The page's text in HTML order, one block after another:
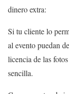
dinero extra:
Si tu cliente lo
al evento puedan
licencia de las
sencilla.